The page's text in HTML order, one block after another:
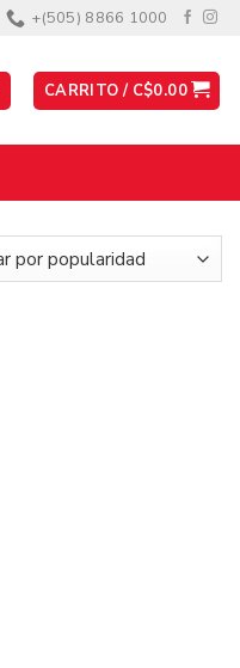
+(505) 8866 1000
CARRITO / C$0.00